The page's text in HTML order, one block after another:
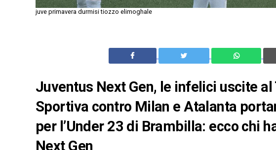
juve primavera durmisi tiozzo elimoghale
Juventus Next Gen, le infelici uscite al
Sportiva contro Milan e Atalanta
per l’Under 23 di Brambilla: ecco chi
Next Gen